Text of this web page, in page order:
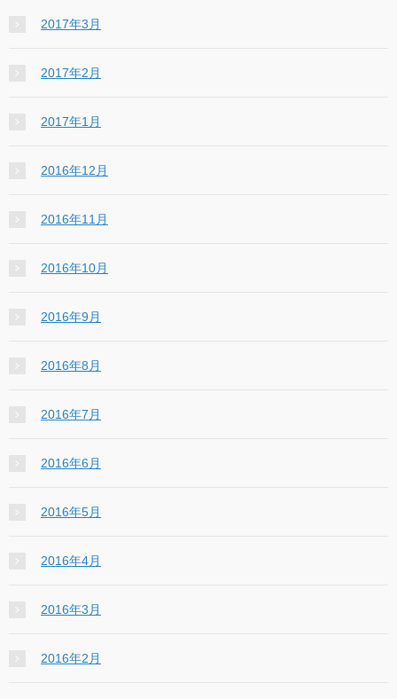
2017年3月
2017年2月
2017年1月
2016年12月
2016年11月
2016年10月
2016年9月
2016年8月
2016年7月
2016年6月
2016年5月
2016年4月
2016年3月
2016年2月